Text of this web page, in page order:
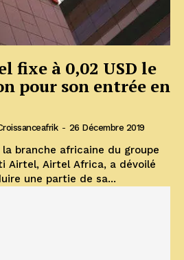
fixe à 0,02 USD le
pour son entrée en
- 26 Décembre 2019
la branche africaine du groupe
Airtel, Airtel Africa, a dévoilé
une partie de sa...